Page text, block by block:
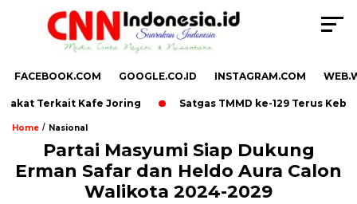
FACEBOOK.COM GOOGLE.CO.ID INSTAGRAM.COM
Terkait Kafe Joring Satgas TMMD ke-129 Terus Kebut
Home / Nasional
Partai Masyumi Siap Dukung
Erman Safar dan Heldo Aura Calon
Walikota 2024-2029
,